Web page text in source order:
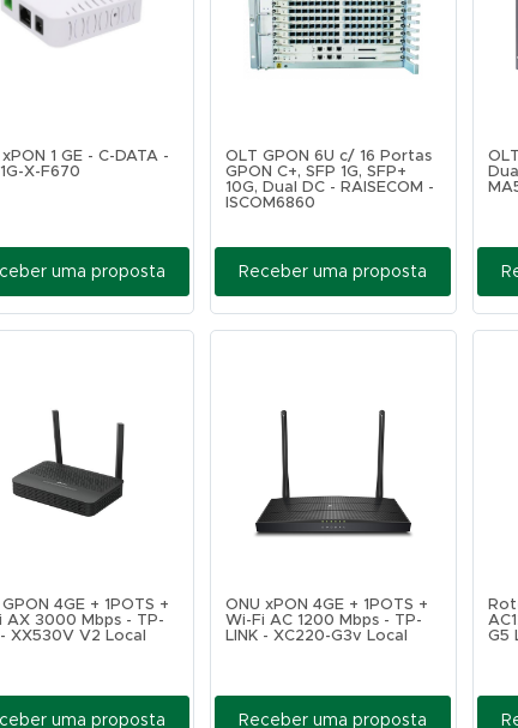
1 GE - C-DATA -
X-F670
uma proposta
OLT GPON 6U c/ 16 Portas
GPON C+, SFP 1G, SFP+
10G, Dual DC - RAISECOM -
ISCOM6860
Receber uma proposta
4GE + 1POTS +
AX 3000 Mbps - TP-
- XX530V V2 Local
uma proposta
ONU xPON 4GE + 1POTS +
Wi-Fi AC 1200 Mbps - TP-
LINK - XC220-G3v Local
Receber uma proposta
G5